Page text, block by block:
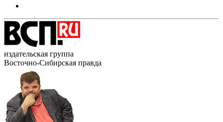
издательская группа
Восточно-Сибирская правда